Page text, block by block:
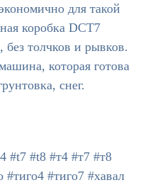
для такой
коробка DCT7
без толчков и рывков.
которая готова
снег.
#t7 #t8 #т4 #т7 #т8
#тиго7 #хавал